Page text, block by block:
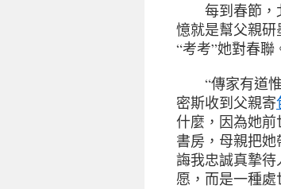
每到春節，北
憶就是幫父親
“考考”她對春聯
“傳家有道惟
密斯收到父親寄
什麼，因為她
書房，母親把
誨我忠誠真摯
愿，而是一種